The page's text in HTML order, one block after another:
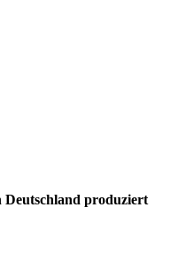
Deutschland produziert